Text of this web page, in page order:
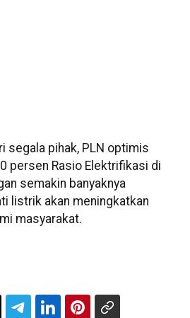
segala pihak, PLN optimis
persen Rasio Elektrifikasi di
semakin banyaknya
listrik akan meningkatkan
masyarakat.